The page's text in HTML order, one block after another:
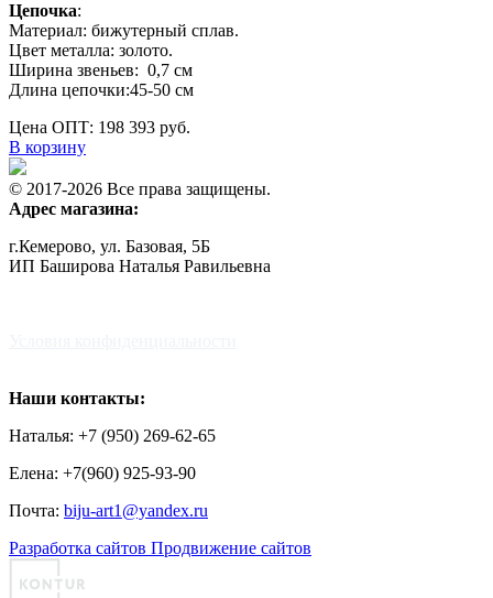
Цепочка:
Материал: бижутерный сплав.
Цвет металла: золото.
Ширина звеньев: 0,7 см
Длина цепочки:45-50 см
Цена ОПТ: 198 393 руб.
В корзину
© 2017-2026 Все права защищены.
Адрес магазина:
г.Кемерово, ул. Базовая, 5Б
ИП Баширова Наталья Равильевна
Наши контакты:
Наталья: +7 (950) 269-62-65
Елена: +7(960) 925-93-90
Почта: biju-art1@yandex.ru
Разработка сайтов Продвижение сайтов